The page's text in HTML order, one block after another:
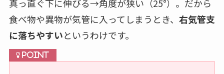
真っ直ぐ下に伸びる→角度が狭い（25°）。だから
食べ物や異物が気管に入ってしまうとき、 右気管支
に落ちやすいというわけです。